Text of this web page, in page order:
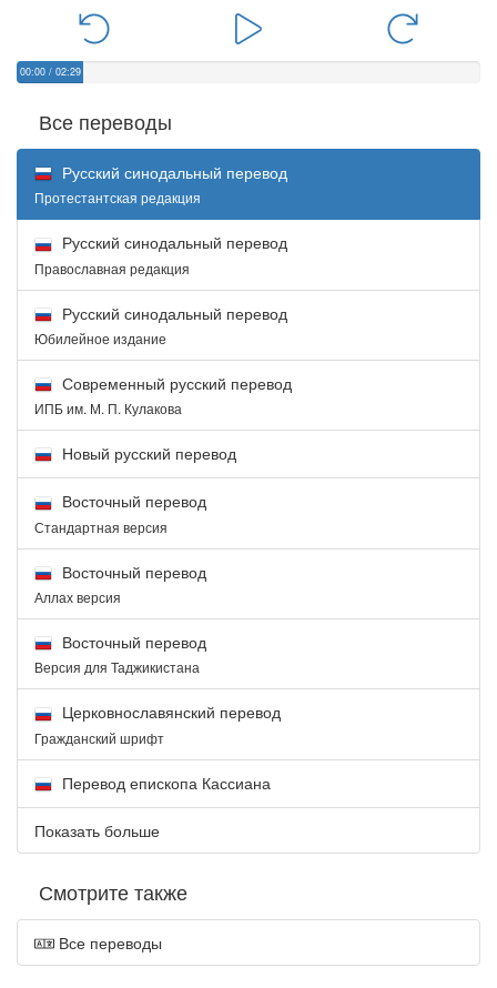
00:00 / 02:29
Все переводы
Русский синодальный перевод
Протестантская редакция
Русский синодальный перевод
Православная редакция
Русский синодальный перевод
Юбилейное издание
Современный русский перевод
ИПБ им. М. П. Кулакова
Новый русский перевод
Восточный перевод
Стандартная версия
Восточный перевод
Аллах версия
Восточный перевод
Версия для Таджикистана
Церковнославянский перевод
Гражданский шрифт
Перевод епископа Кассиана
Показать больше
Смотрите также
Все переводы